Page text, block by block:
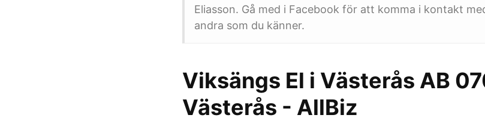
Eliasson. Gå med i Facebook för att komma i kontakt
andra som du känner.
Viksängs El i Västerås AB
Västerås - AllBiz